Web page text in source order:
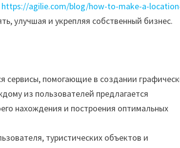
https://agilie.com/blog/how-to-make-a-
улучшая и укрепляя собственный бизнес.
сервисы, помогающие в создании
из пользователей предлагается
нахождения и построения оптимальных
туристических объектов и